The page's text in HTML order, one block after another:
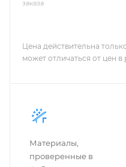
заказа
Цена действительна
может отличаться от цен в
Материалы,
проверенные в